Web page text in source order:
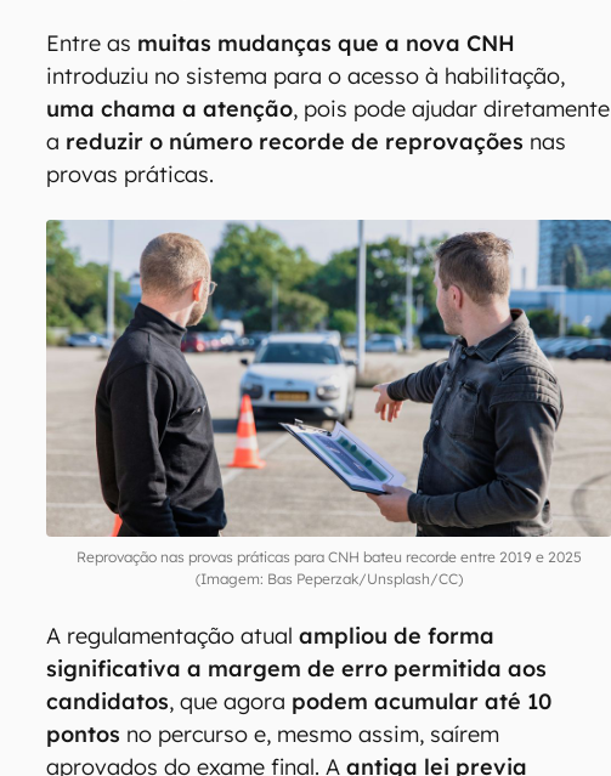
Entre as muitas mudanças que a nova CNH
introduziu no sistema para o acesso à habilitação,
uma chama a atenção, pois pode ajudar diretamente
a reduzir o número recorde de reprovações nas
provas práticas.
Reprovação nas provas práticas para CNH bateu recorde entre 2019 e 2025
(Imagem: Bas Peperzak/Unsplash/CC)
A regulamentação atualampliou de forma
significativa a margem de erro permitida aos
candidatos, que agora podem acumular até 10
pontos no percurso e, mesmo assim, saírem
aprovados do exame final. Aantiga lei previa